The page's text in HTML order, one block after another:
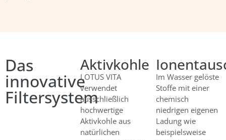
Das
innovative
Filtersystem
Aktivkohle
LOTUS VITA
verwendet
ausschließlich
hochwertige
Aktivkohle aus
natürlichen
Im Wasser gelöste
Stoffe mit einer
chemisch
niedrigen eigenen
Ladung wie
beispielsweise